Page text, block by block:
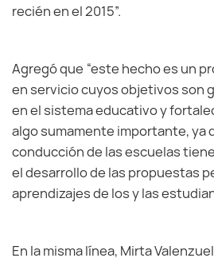
recién en el 2015”.
Agregó que “este hecho es un
en servicio cuyos objetivos son
en el sistema educativo y
algo sumamente importante, ya
conducción de las escuelas
el desarrollo de las propuestas
aprendizajes de los y las
En la misma línea, Mirta